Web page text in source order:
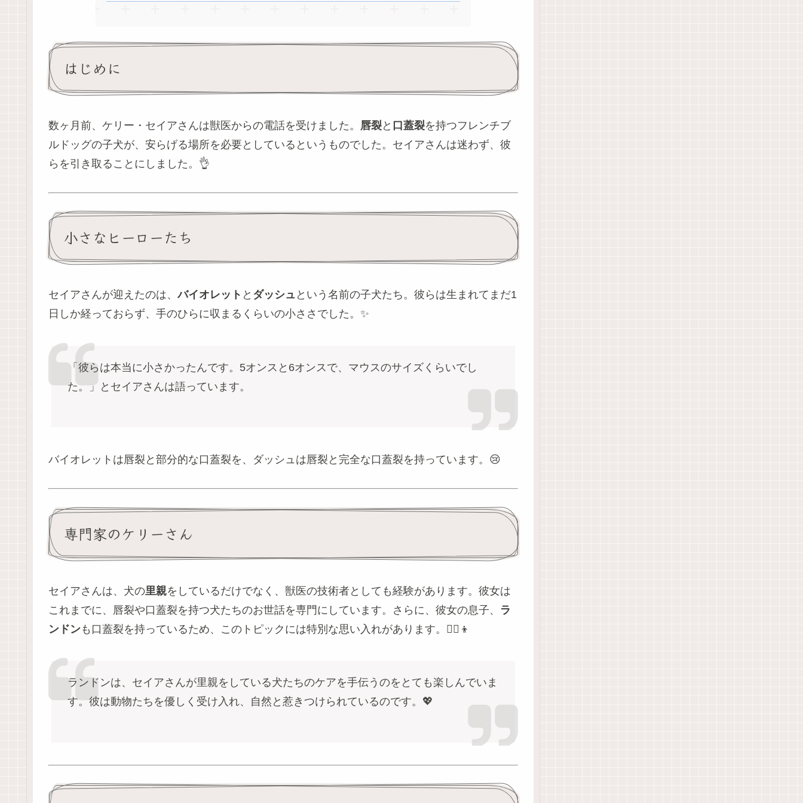
はじめに
数ヶ月前、ケリー・セイアさんは獣医からの電話を受けました。 唇裂と 口蓋裂を持つフレンチブ
ルドッグの子犬が、安らげる場所を必要としているというものでした。セイアさんは迷わず、彼
らを引き取ることにしました。👌
小さなヒーローたち
セイアさんが迎えたのは、バイオレット と ダッシュ という名前の子犬たち。彼らは生まれてまだ1
日しか経っておらず、手のひらに収まるくらいの小ささでした。✨
「彼らは本当に小さかったんです。5オンスと6オンスで、マウスのサイズくらいでし
た。」とセイアさんは語っています。
バイオレットは唇裂と部分的な口蓋裂を、ダッシュは唇裂と完全な口蓋裂を持っています。😢
専門家のケリーさん
セイアさんは、犬の里親をしているだけでなく、獣医の技術者としても経験があります。彼女は
これまでに、唇裂や口蓋裂を持つ犬たちのお世話を専門にしています。さらに、彼女の息子、 ラ
ンドンも口蓋裂を持っているため、このトピックには特別な思い入れがあります。👩‍⚕️👦
ランドンは、セイアさんが里親をしている犬たちのケアを手伝うのをとても楽しんでいま
す。彼は動物たちを優しく受け入れ、自然と惹きつけられているのです。💖